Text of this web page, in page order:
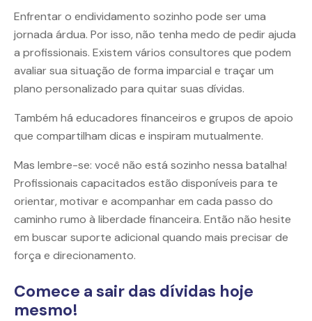
Enfrentar o endividamento sozinho pode ser uma
jornada árdua. Por isso, não tenha medo de pedir ajuda
a profissionais. Existem vários consultores que podem
avaliar sua situação de forma imparcial e traçar um
plano personalizado para quitar suas dívidas.
Também há educadores financeiros e grupos de apoio
que compartilham dicas e inspiram mutualmente.
Mas lembre-se: você não está sozinho nessa batalha!
Profissionais capacitados estão disponíveis para te
orientar, motivar e acompanhar em cada passo do
caminho rumo à liberdade financeira. Então não hesite
em buscar suporte adicional quando mais precisar de
força e direcionamento.
Comece a sair das dívidas hoje
mesmo!